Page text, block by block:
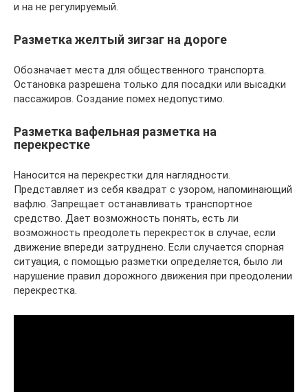
и на не регулируемый.
Разметка желтый зигзаг на дороге
Обозначает места для общественного транспорта.
Остановка разрешена только для посадки или высадки
пассажиров. Создание помех недопустимо.
Разметка вафельная разметка на
перекрестке
Наносится на перекрестки для наглядности.
Представляет из себя квадрат с узором, напоминающий
вафлю. Запрещает останавливать транспортное
средство. Дает возможность понять, есть ли
возможность преодолеть перекресток в случае, если
движение впереди затруднено. Если случается спорная
ситуация, с помощью разметки определяется, было ли
нарушение правил дорожного движения при преодолении
перекрестка.